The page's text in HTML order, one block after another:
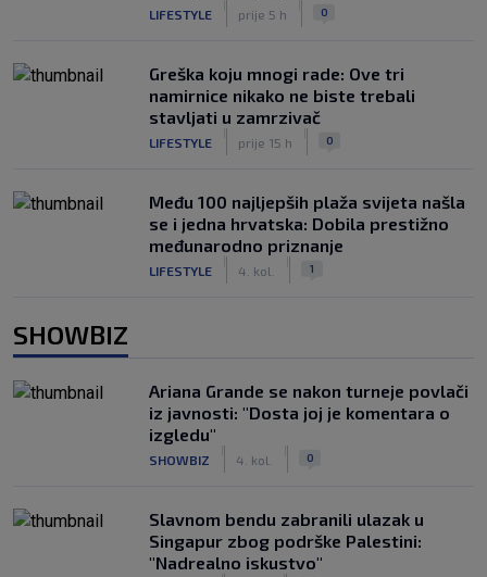
LIFESTYLE prije 5 h 0
Greška koju mnogi rade: Ove tri
namirnice nikako ne biste trebali
stavljati u zamrzivač
LIFESTYLE prije 15 h 0
Među 100 najljepših plaža svijeta našla
se i jedna hrvatska: Dobila prestižno
međunarodno priznanje
LIFESTYLE 4. kol. 1
SHOWBIZ
Ariana Grande se nakon turneje povlači
iz javnosti: "Dosta joj je komentara o
izgledu"
SHOWBIZ 4. kol. 0
Slavnom bendu zabranili ulazak u
Singapur zbog podrške Palestini:
"Nadrealno iskustvo"